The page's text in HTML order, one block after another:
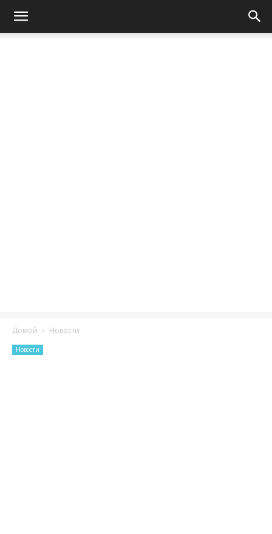
Домой Новости
Новости